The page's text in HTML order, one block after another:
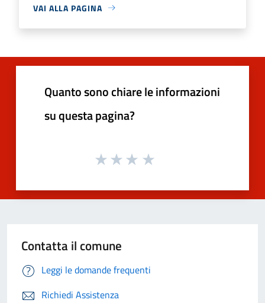
VAI ALLA PAGINA
Quanto sono chiare le informazioni
su questa pagina?
Contatta il comune
Leggi le domande frequenti
Richiedi Assistenza